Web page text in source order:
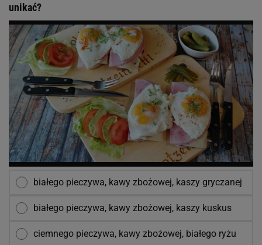
unikać?
białego pieczywa, kawy zbożowej, kaszy gryczanej
białego pieczywa, kawy zbożowej, kaszy kuskus
ciemnego pieczywa, kawy zbożowej, białego ryżu